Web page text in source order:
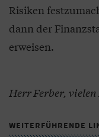
Risiken
dann der
erweisen.
Herr Ferber,
WEITERFÜHRENDE